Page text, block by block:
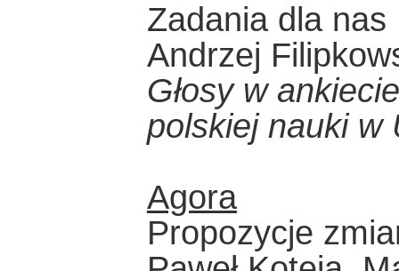
Zadania dla nas
Andrzej
Głosy w
polskiej nauki w
Agora
Propozycje